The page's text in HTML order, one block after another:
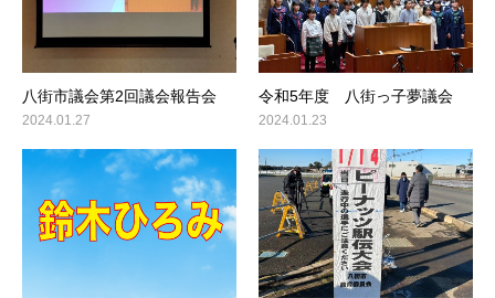
八街市議会第2回議会報告会
2024.01.27
令和5年度 八街っ子夢議会
2024.01.23